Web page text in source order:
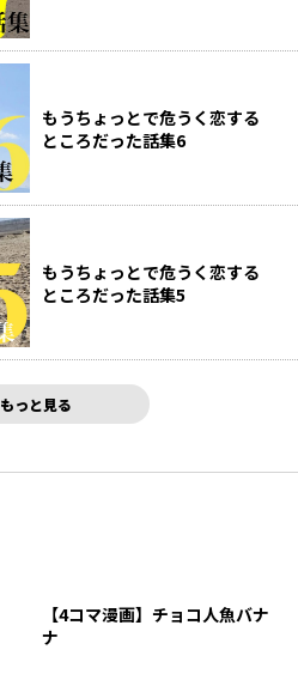
もうちょっとで危うく恋する
ところだった話集6
もうちょっとで危うく恋する
ところだった話集5
もっと見る
【4コマ漫画】チョコ人魚バナ
ナ